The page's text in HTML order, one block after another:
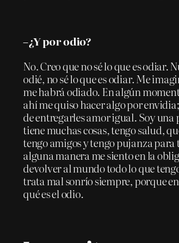
–¿Y por odio?
No. Creo que no sé lo que es odiar.
odié, no sé lo que es odiar. Me
me habrá odiado. En algún
ahí me quiso hacer algo por
de entregarles amor igual. Soy una
tiene muchas cosas, tengo salud,
tengo amigos y tengo pujanza
alguna manera me siento en la
devolver al mundo todo lo que
trata mal sonrío siempre, porque
qué es el odio.